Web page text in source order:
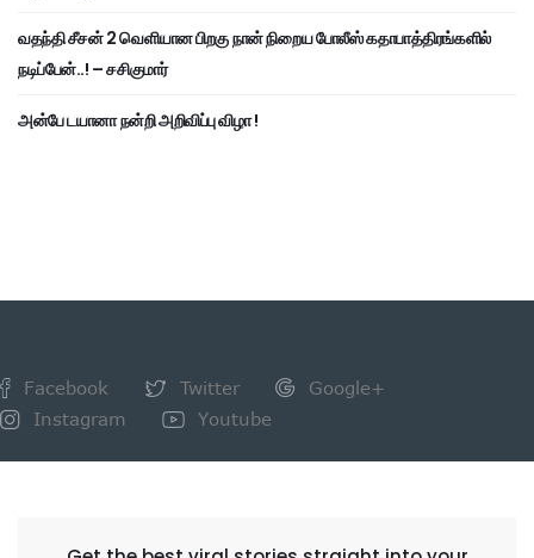
வதந்தி சீசன் 2 வெளியான பிறகு நான் நிறைய போலீஸ் கதாபாத்திரங்களில்
நடிப்பேன்..! – சசிகுமார்
அன்பே டயானா நன்றி அறிவிப்பு விழா !
Facebook Twitter
Google+
Instagram
Youtube